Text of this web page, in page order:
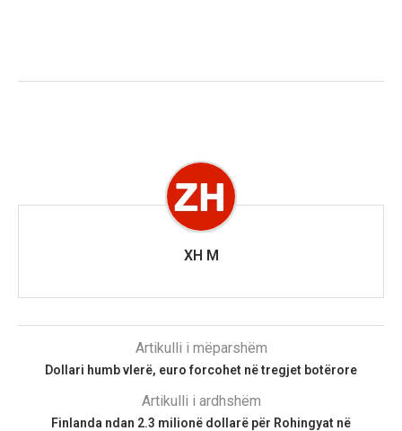
XH M
Artikulli i mëparshëm
Dollari humb vlerë, euro forcohet në tregjet botërore
Artikulli i ardhshëm
Finlanda ndan 2.3 milionë dollarë për Rohingyat në